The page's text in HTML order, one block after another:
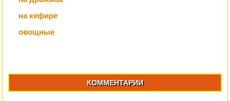
на кефире
овощные
КОММЕНТАРИИ